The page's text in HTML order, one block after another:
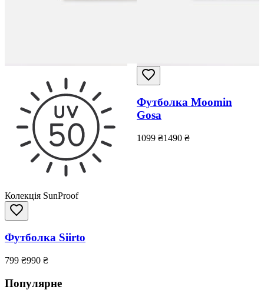
Колекція SunProof
Футболка Siirto
799 ₴990 ₴
Футболка Moomin
Gosa
1099 ₴1490 ₴
Популярне